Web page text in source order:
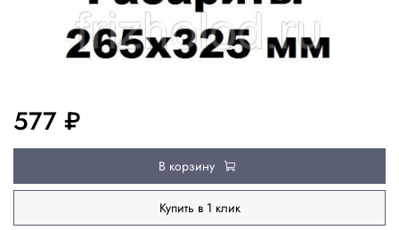
577 ₽
В корзину
Купить в 1 клик